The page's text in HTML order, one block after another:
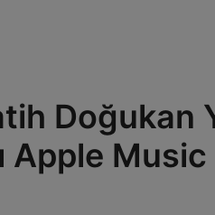
Doğukan
Apple